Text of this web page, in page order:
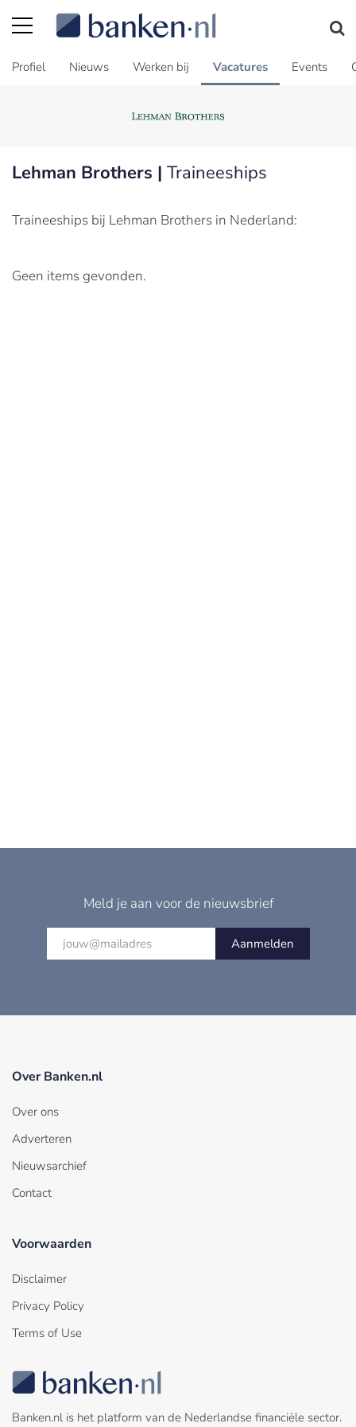
Profiel Nieuws Werken bij Vacatures Events
Lehman Brothers | Traineeships
Traineeships bij Lehman Brothers in Nederland:
Geen items gevonden.
Meld je aan voor de nieuwsbrief
Aanmelden
Over Banken.nl
Over ons
Adverteren
Nieuwsarchief
Contact
Voorwaarden
Disclaimer
Privacy Policy
Terms of Use
Banken.nl is het platform van de Nederlandse financiële sector.